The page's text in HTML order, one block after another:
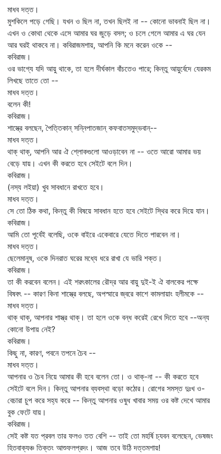
মাধব দত্ত।
মুশকিলে পড়ে গেছি। যখন ও ছিল না, তখন ছিলই না -- কোনো ভাবনাই ছিল না।
এখন ও কোথা থেকে এসে আমার ঘর জুড়ে বসল; ও চলে গেলে আমার এ ঘর যেন
আর ঘরই থাকবে না। কবিরাজমশায়, আপনি কি মনে করেন ওকে --
কবিরাজ।
ওর ভাগ্যে যদি আয়ু থাকে, তা হলে দীর্ঘকাল বাঁচতেও পারে; কিন্তু আয়ুর্বেদে যেরকম
লিখছে তাতে তো --
মাধব দত্ত।
বলেন কী!
কবিরাজ।
শাস্ত্রে বলছেন, পৈত্তিকান্‌ সন্নিপাতজান্‌ কফবাতসমুদ্ভবান্‌--
মাধব দত্ত।
থাক্‌ থাক্‌, আপনি আর ঐ শ্লোকগুলো আওড়াবেন না -- ওতে আরো আমার ভয়
বেড়ে যায়। এখন কী করতে হবে সেইটে বলে দিন।
কবিরাজ।
(নস্য লইয়া) খুব সাবধানে রাখতে হবে।
মাধব দত্ত।
সে তো ঠিক কথা, কিন্তু কী বিষয়ে সাবধান হতে হবে সেইটে স্থির করে দিয়ে যান।
কবিরাজ।
আমি তো পূর্বেই বলেছি, ওকে বাইরে একেবারে যেতে দিতে পারবেন না।
মাধব দত্ত।
ছেলেমানুষ, ওকে দিনরাত ঘরের মধ্যে ধরে রাখা যে ভারি শক্ত।
কবিরাজ।
তা কী করবেন বলেন। এই শরৎকালের রৌদ্র আর বায়ু দুই-ই ঐ বালকের পক্ষে
বিষবৎ -- কারণ কিনা শাস্ত্রে বলছে, অপস্মারে জ্বরে কাশে কামলায়াং হলীমকে --
মাধব দত্ত।
থাক্‌ থাক্‌, আপনার শাস্ত্র থাক্‌। তা হলে ওকে বন্ধ করেই রেখে দিতে হবে --অন্য
কোনো উপায় নেই?
কবিরাজ।
কিছু না, কারণ, পবনে তপনে চৈব --
মাধব দত্ত।
আপনার ও চৈব নিয়ে আমার কী হবে বলেন তো। ও থাক্‌-না -- কী করতে হবে
সেইটে বলে দিন। কিন্তু আপনার ব্যবস্থা বড়ো কঠোর। রোগের সমস্ত দুঃখ ও-
বেচারা চুপ করে সহ্য করে -- কিন্তু আপনার ওষুধ খাবার সময় ওর কষ্ট দেখে আমার
বুক ফেটে যায়।
কবিরাজ।
সেই কষ্ট যত প্রবল তার ফলও তত বেশি -- তাই তো মহর্ষি চ্যবন বলেছেন, ভেষজং
হিতবাক্যঞ্চ তিক্তং আশুফলপ্রদং। আজ তবে উঠি দত্তমশায়!